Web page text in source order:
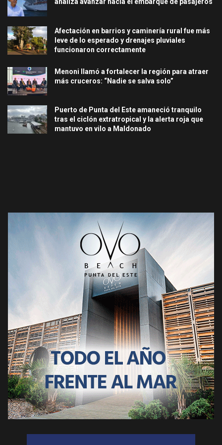
analiza avanzar hacia el embarque de pasajeros
Afectación en barrios y caminería rural fue más
leve de lo esperado y drenajes pluviales
funcionaron correctamente
Menoni llamó a fortalecer la región para atraer
más cruceros: “Nadie se salva solo”
Puerto de Punta del Este amaneció tranquilo
tras el ciclón extratropical y la alerta roja que
mantuvo en vilo a Maldonado